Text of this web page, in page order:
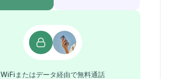
WiFiまたはデータ経由で無料通話